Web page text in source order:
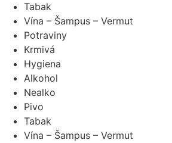
Tabak
Vína – Šampus – Vermut
Potraviny
Krmivá
Hygiena
Alkohol
Nealko
Pivo
Tabak
Vína – Šampus – Vermut